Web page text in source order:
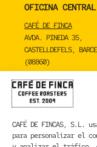
CAFÉ DE FINCAS, S.L.
para personalizar el
OFICINA CENTRAL
CAFÉ DE FINCA
AVDA. PINEDA 35,
CASTELLDEFELS,
(08860)
TOSTADERO
CAFÉ DE FINCA
CARRER DE LA MARE
SANT BOI DE
(08830)